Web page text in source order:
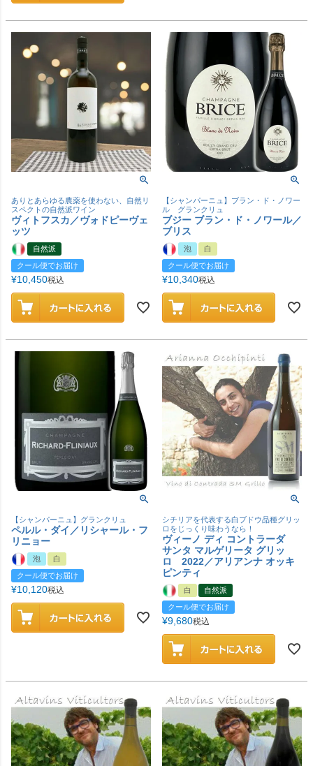
ありとあらゆる農薬を使わない、自然リ
スペクトの自然派ワイン
ヴィトフスカ／ヴォドピーヴェ
ッツ
自然派
クール便でお届け
¥10,450税込
【シャンパーニュ】ブラン・ド・ノワー
ル グランクリュ
ブジー ブラン・ド・ノワール／
ブリス
泡
白
クール便でお届け
¥10,340税込
【シャンパーニュ】グランクリュ
ペルル・ダイ／リシャール・フ
リニョー
泡
白
クール便でお届け
¥10,120税込
シチリアを代表する白ブドウ品種グリッ
ロをじっくり味わうなら！
ヴィーノ ディ コントラーダ
サンタ マルゲリータ グリッ
ロ 2022／アリアンナ オッキ
ピンティ
白
自然派
クール便でお届け
¥9,680税込